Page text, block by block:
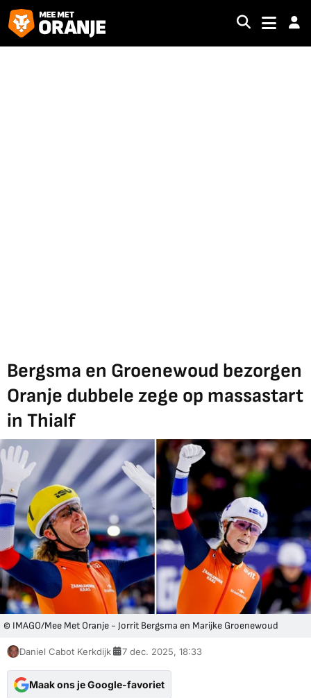
Bergsma en Groenewoud bezorgen
Oranje dubbele zege op massastart
in Thialf
© IMAGO/Mee Met Oranje - Jorrit Bergsma en Marijke Groenewoud
Daniel Cabot Kerkdijk 7 dec. 2025, 18:33
Maak ons je Google-favoriet